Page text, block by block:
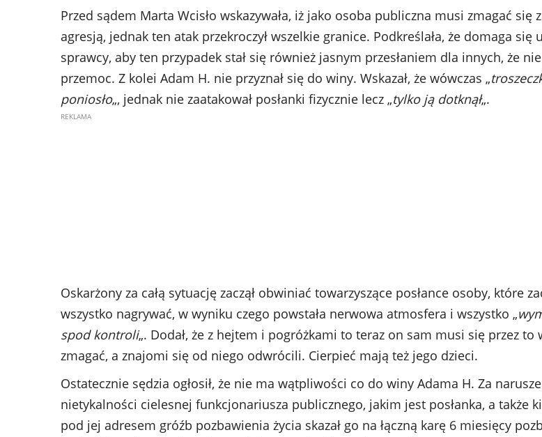
Przed sądem Marta Wcisło wskazywała, iż jako osoba publiczna musi zmagać się
agresją, jednak ten atak przekroczył wszelkie granice. Podkreślała, że domaga się
sprawcy, aby ten przypadek stał się również jasnym przesłaniem dla innych, że
przemoc. Z kolei Adam H. nie przyznał się do winy. Wskazał, że wówczas „
poniosło„, jednak nie zaatakował posłanki fizycznie lecz „tylko ją dotknął„.
Oskarżony za całą sytuację zaczął obwiniać towarzyszące posłance osoby, które
wszystko nagrywać, w wyniku czego powstała nerwowa atmosfera i wszystko „
spod kontroli„. Dodał, że z hejtem i pogróżkami to teraz on sam musi się przez to
zmagać, a znajomi się od niego odwrócili. Cierpieć mają też jego dzieci.
Ostatecznie sędzia ogłosił, że nie ma wątpliwości co do winy Adama H. Za
nietykalności cielesnej funkcjonariusza publicznego, jakim jest posłanka, a także
pod jej adresem gróźb pozbawienia życia skazał go na łączną karę 6 miesięcy